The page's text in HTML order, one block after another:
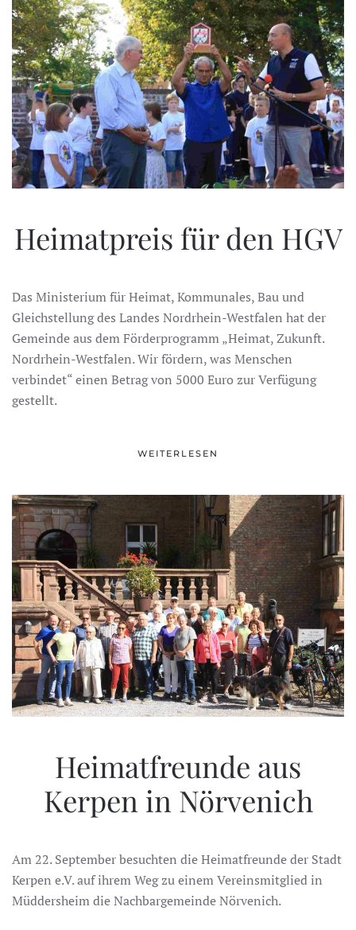
Heimatpreis für den HGV
Das Ministerium für Heimat, Kommunales, Bau und
Gleichstellung des Landes Nordrhein-Westfalen hat der
Gemeinde aus dem Förderprogramm „Heimat, Zukunft.
Nordrhein-Westfalen. Wir fördern, was Menschen
verbindet“ einen Betrag von 5000 Euro zur Verfügung
gestellt.
WEITERLESEN
Heimatfreunde aus
Kerpen in Nörvenich
Am 22. September besuchten die Heimatfreunde der Stadt
Kerpen e.V. auf ihrem Weg zu einem Vereinsmitglied in
Müddersheim die Nachbargemeinde Nörvenich.